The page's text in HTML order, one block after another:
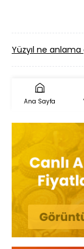
Yüzyıl ne anlama
Ana Sayfa